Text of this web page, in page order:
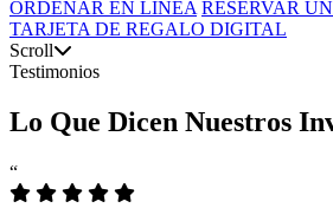
ORDENAR EN LÍNEA RESERVAR
TARJETA DE REGALO DIGITAL
Scroll
Testimonios
Lo Que Dicen Nuestros
“